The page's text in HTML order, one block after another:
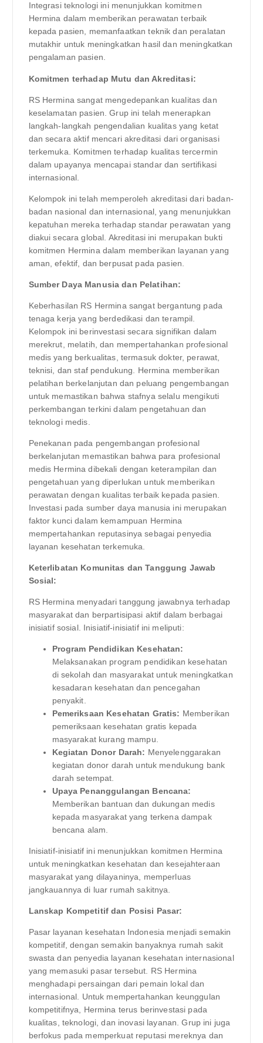
Integrasi teknologi ini menunjukkan komitmen
Hermina dalam memberikan perawatan terbaik
kepada pasien, memanfaatkan teknik dan peralatan
mutakhir untuk meningkatkan hasil dan meningkatkan
pengalaman pasien.
Komitmen terhadap Mutu dan Akreditasi:
RS Hermina sangat mengedepankan kualitas dan
keselamatan pasien. Grup ini telah menerapkan
langkah-langkah pengendalian kualitas yang ketat
dan secara aktif mencari akreditasi dari organisasi
terkemuka. Komitmen terhadap kualitas tercermin
dalam upayanya mencapai standar dan sertifikasi
internasional.
Kelompok ini telah memperoleh akreditasi dari badan-
badan nasional dan internasional, yang menunjukkan
kepatuhan mereka terhadap standar perawatan yang
diakui secara global. Akreditasi ini merupakan bukti
komitmen Hermina dalam memberikan layanan yang
aman, efektif, dan berpusat pada pasien.
Sumber Daya Manusia dan Pelatihan:
Keberhasilan RS Hermina sangat bergantung pada
tenaga kerja yang berdedikasi dan terampil.
Kelompok ini berinvestasi secara signifikan dalam
merekrut, melatih, dan mempertahankan profesional
medis yang berkualitas, termasuk dokter, perawat,
teknisi, dan staf pendukung. Hermina memberikan
pelatihan berkelanjutan dan peluang pengembangan
untuk memastikan bahwa stafnya selalu mengikuti
perkembangan terkini dalam pengetahuan dan
teknologi medis.
Penekanan pada pengembangan profesional
berkelanjutan memastikan bahwa para profesional
medis Hermina dibekali dengan keterampilan dan
pengetahuan yang diperlukan untuk memberikan
perawatan dengan kualitas terbaik kepada pasien.
Investasi pada sumber daya manusia ini merupakan
faktor kunci dalam kemampuan Hermina
mempertahankan reputasinya sebagai penyedia
layanan kesehatan terkemuka.
Keterlibatan Komunitas dan Tanggung Jawab
Sosial:
RS Hermina menyadari tanggung jawabnya terhadap
masyarakat dan berpartisipasi aktif dalam berbagai
inisiatif sosial. Inisiatif-inisiatif ini meliputi:
Program Pendidikan Kesehatan:
Melaksanakan program pendidikan kesehatan
di sekolah dan masyarakat untuk meningkatkan
kesadaran kesehatan dan pencegahan
penyakit.
Pemeriksaan Kesehatan Gratis: Memberikan
pemeriksaan kesehatan gratis kepada
masyarakat kurang mampu.
Kegiatan Donor Darah: Menyelenggarakan
kegiatan donor darah untuk mendukung bank
darah setempat.
Upaya Penanggulangan Bencana:
Memberikan bantuan dan dukungan medis
kepada masyarakat yang terkena dampak
bencana alam.
Inisiatif-inisiatif ini menunjukkan komitmen Hermina
untuk meningkatkan kesehatan dan kesejahteraan
masyarakat yang dilayaninya, memperluas
jangkauannya di luar rumah sakitnya.
Lanskap Kompetitif dan Posisi Pasar:
Pasar layanan kesehatan Indonesia menjadi semakin
kompetitif, dengan semakin banyaknya rumah sakit
swasta dan penyedia layanan kesehatan internasional
yang memasuki pasar tersebut. RS Hermina
menghadapi persaingan dari pemain lokal dan
internasional. Untuk mempertahankan keunggulan
kompetitifnya, Hermina terus berinvestasi pada
kualitas, teknologi, dan inovasi layanan. Grup ini juga
berfokus pada memperkuat reputasi mereknya dan